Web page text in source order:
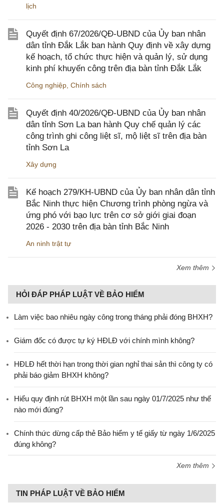
lịch
Quyết định 67/2026/QĐ-UBND của Ủy ban nhân
dân tỉnh Đắk Lắk ban hành Quy định về xây dựng
kế hoạch, tổ chức thực hiện và quản lý, sử dụng
kinh phí khuyến công trên địa bàn tỉnh Đắk Lắk
Công nghiệp Chính sách
Quyết định 40/2026/QĐ-UBND của Ủy ban nhân
dân tỉnh Sơn La ban hành Quy chế quản lý các
công trình ghi công liệt sĩ, mộ liệt sĩ trên địa bàn
tỉnh Sơn La
Xây dựng
Kế hoạch 279/KH-UBND của Ủy ban nhân dân tỉnh
Bắc Ninh thực hiện Chương trình phòng ngừa và
ứng phó với bạo lực trên cơ sở giới giai đoạn
2026 - 2030 trên địa bàn tỉnh Bắc Ninh
An ninh trật tự
Xem thêm
HỎI ĐÁP PHÁP LUẬT VỀ BẢO HIỂM
Làm việc bao nhiêu ngày công trong tháng phải đóng BHXH?
Giám đốc có được tự ký HĐLĐ với chính mình không?
HĐLĐ hết thời hạn trong thời gian nghỉ thai sản thì công ty có
phải báo giảm BHXH không?
Hiểu quy định rút BHXH một lần sau ngày 01/7/2025 như thế
nào mới đúng?
Chính thức dừng cấp thẻ Bảo hiểm y tế giấy từ ngày 1/6/2025
đúng không?
Xem thêm
TIN PHÁP LUẬT VỀ BẢO HIỂM